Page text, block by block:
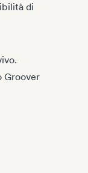
di
Groover